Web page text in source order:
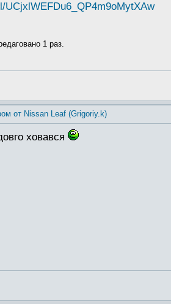
1 раз.
от Nissan Leaf (Grigoriy.k)
ховався